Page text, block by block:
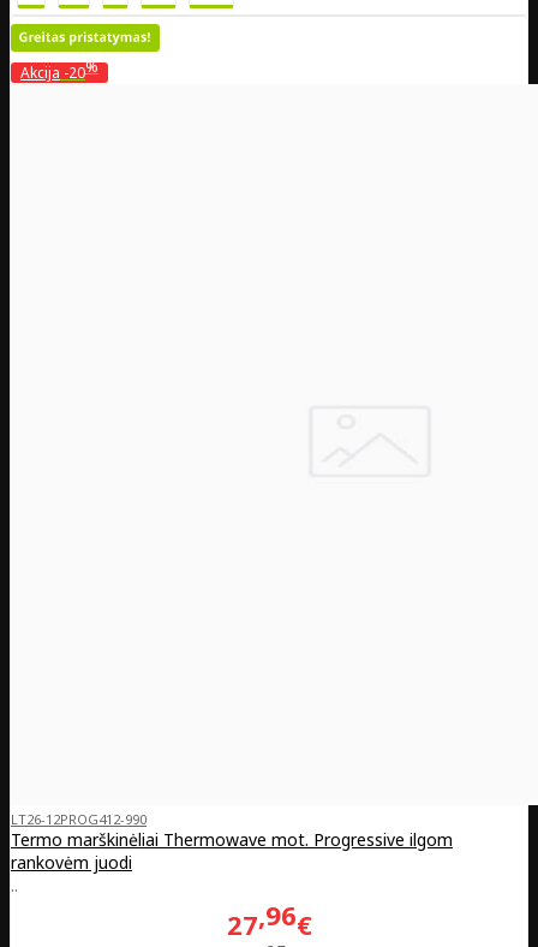
Akcija -20%
LT26-12PROG412-990
Termo marškinėliai Thermowave mot. Progressive ilgom
rankovėm juodi
..
27 96€